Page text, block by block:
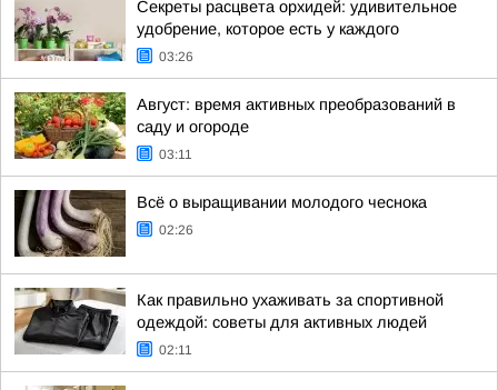
Секреты расцвета орхидей: удивительное
удобрение, которое есть у каждого
03:26
Август: время активных преобразований в
саду и огороде
03:11
Всё о выращивании молодого чеснока
02:26
Как правильно ухаживать за спортивной
одеждой: советы для активных людей
02:11